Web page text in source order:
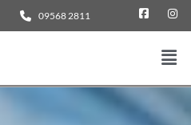
09568 2811